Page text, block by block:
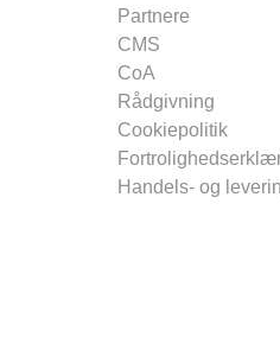
Partnere
CMS
CoA
Rådgivning
Cookiepolitik
Handels- og